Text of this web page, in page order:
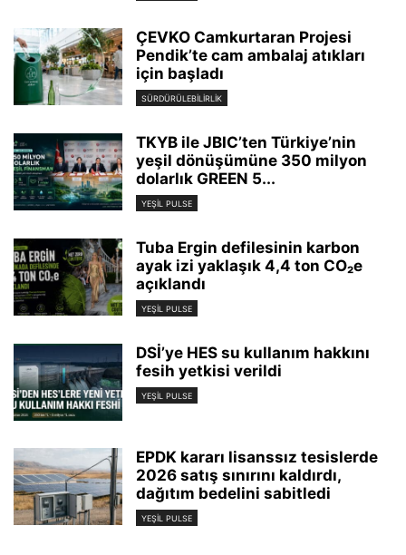
ÇEVKO Camkurtaran Projesi
Pendik’te cam ambalaj atıkları
için başladı
SÜRDÜRÜLEBILIRLIK
TKYB ile JBIC’ten Türkiye’nin
yeşil dönüşümüne 350 milyon
dolarlık GREEN 5...
YEŞIL PULSE
Tuba Ergin defilesinin karbon
ayak izi yaklaşık 4,4 ton CO₂e
açıklandı
YEŞIL PULSE
DSİ’ye HES su kullanım hakkını
fesih yetkisi verildi
YEŞIL PULSE
EPDK kararı lisanssız tesislerde
2026 satış sınırını kaldırdı,
dağıtım bedelini sabitledi
YEŞIL PULSE